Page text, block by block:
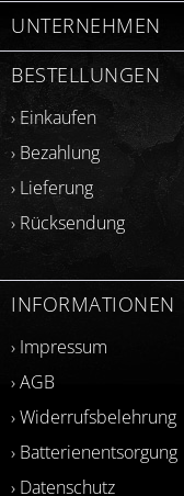
UNTERNEHMEN
BESTELLUNGEN
› Einkaufen
› Bezahlung
› Lieferung
› Rücksendung
INFORMATIONEN
› Impressum
› AGB
› Widerrufsbelehrung
› Batterienentsorgung
› Datenschutz